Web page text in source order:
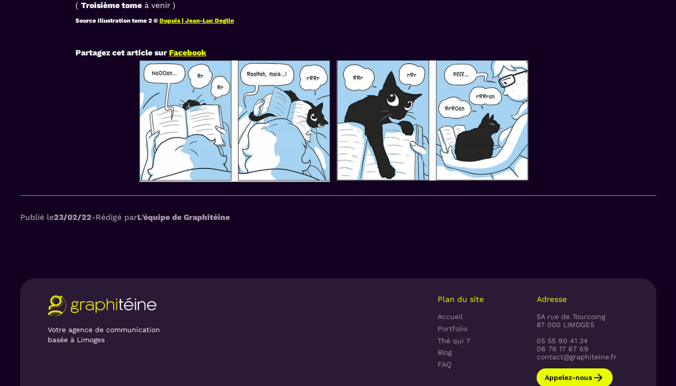
(Troisième tome à venir )
Source illustration tome 2 ©Dupuis | Jean-Luc Deglin
Partagez cet article sur Facebook
Publié le23/02/22-Rédigé parL'équipe de Graphitéine
Votre agence de communication
basée à Limoges
Plan du site
Accueil
Portfolio
Thé qui ?
Blog
FAQ
Adresse
5A rue de Tourcoing
87 000 LIMOGES
05 55 90 41 34
06 76 17 67 69
contact@graphiteine.fr
Appelez-nous